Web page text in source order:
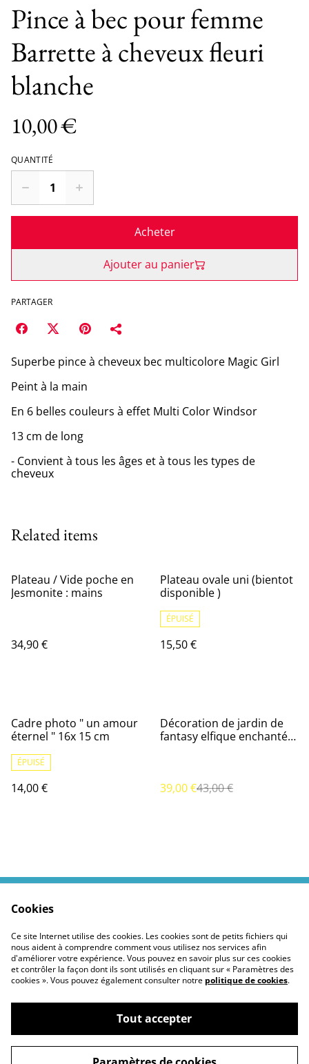
Pince à bec pour femme
Barrette à cheveux fleuri
blanche
10,00 €
QUANTITÉ
Acheter
Ajouter au panier
PARTAGER
Superbe pince à cheveux bec multicolore Magic Girl
Peint à la main
En 6 belles couleurs à effet Multi Color Windsor
13 cm de long
- Convient à tous les âges et à tous les types de
cheveux
Related items
Plateau / Vide poche en
Jesmonite : mains
34,90 €
Plateau ovale uni (bientot
disponible )
ÉPUISÉ
15,50 €
Cadre photo " un amour
éternel " 16x 15 cm
ÉPUISÉ
14,00 €
%
Décoration de jardin de
fantasy elfique enchantée
39,00 €43,00 €
Politiques Site
Confidentialité des
cookies
©2026Moustickat Cie
Cookies
Ce site Internet utilise des cookies. Les cookies sont de petits fichiers qui
nous aident à comprendre comment vous utilisez nos services afin
d'améliorer votre expérience. Vous pouvez en savoir plus sur ces cookies
et contrôler la façon dont ils sont utilisés en cliquant sur « Paramètres des
cookies ». Vous pouvez également consulter notre politique de cookies.
Tout accepter